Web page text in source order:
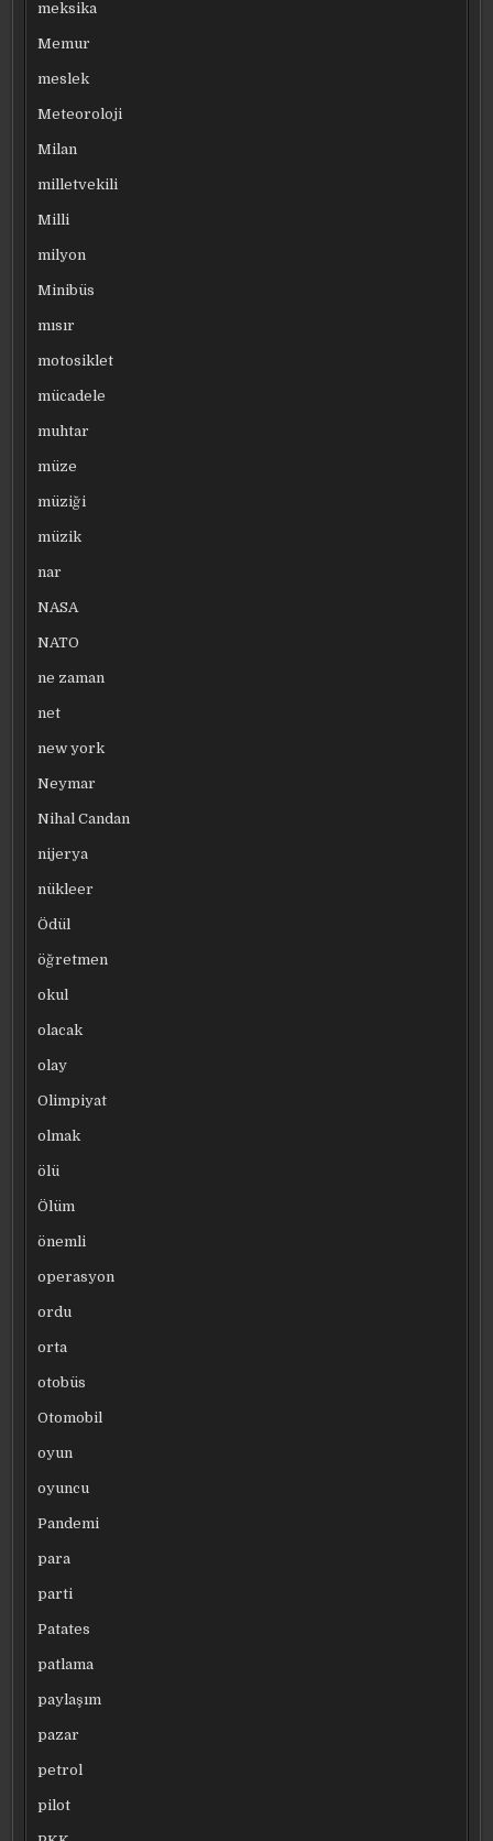
meksika
Memur
meslek
Meteoroloji
Milan
milletvekili
Milli
milyon
Minibüs
mısır
motosiklet
mücadele
muhtar
müze
müziği
müzik
nar
NASA
NATO
ne zaman
net
new york
Neymar
Nihal Candan
nijerya
nükleer
Ödül
öğretmen
okul
olacak
olay
Olimpiyat
olmak
ölü
Ölüm
önemli
operasyon
ordu
orta
otobüs
Otomobil
oyun
oyuncu
Pandemi
para
parti
Patates
patlama
paylaşım
pazar
petrol
pilot